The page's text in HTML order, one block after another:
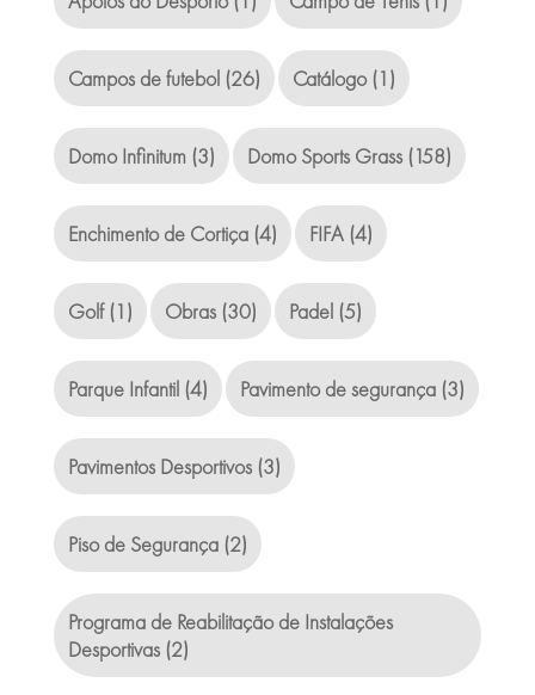
Campos de futebol(26) Catálogo(1)
Domo Infinitum(3) Domo Sports Grass(158)
Enchimento de Cortiça(4) FIFA(4)
Golf(1) Obras(30) Padel(5)
Parque Infantil(4) Pavimento de segurança(3)
Pavimentos Desportivos(3)
Piso de Segurança(2)
Programa de Reabilitação de Instalações
Desportivas(2)